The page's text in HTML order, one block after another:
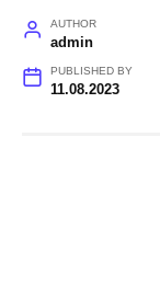
AUTHOR
admin
PUBLISHED BY
11.08.2023